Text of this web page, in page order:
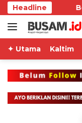
Skip
to
content
Headline
✦ Utama Kaltim